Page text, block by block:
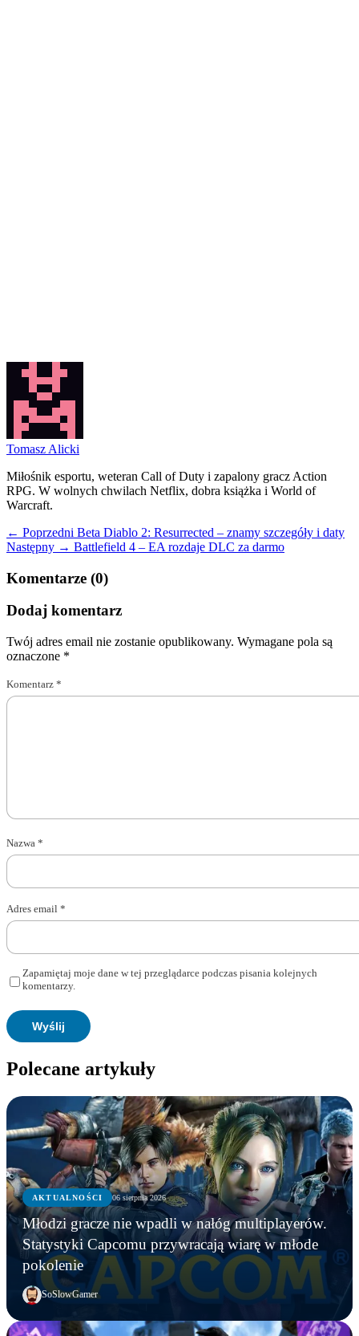
Tomasz Alicki
Miłośnik esportu, weteran Call of Duty i zapalony gracz Action
RPG. W wolnych chwilach Netflix, dobra książka i World of
Warcraft.
← Poprzedni Beta Diablo 2: Resurrected – znamy szczegóły i daty
Następny → Battlefield 4 – EA rozdaje DLC za darmo
Komentarze (0)
Dodaj komentarz
Twój adres email nie zostanie opublikowany. Wymagane pola są
oznaczone *
Komentarz *
Nazwa *
Adres email *
Zapamiętaj moje dane w tej przeglądarce podczas pisania kolejnych
komentarzy.
Polecane artykuły
AKTUALNOŚCI 06 sierpnia 2026
Młodzi gracze nie wpadli w nałóg multiplayerów.
Statystyki Capcomu przywracają wiarę w młode
pokolenie
SoSlowGamer